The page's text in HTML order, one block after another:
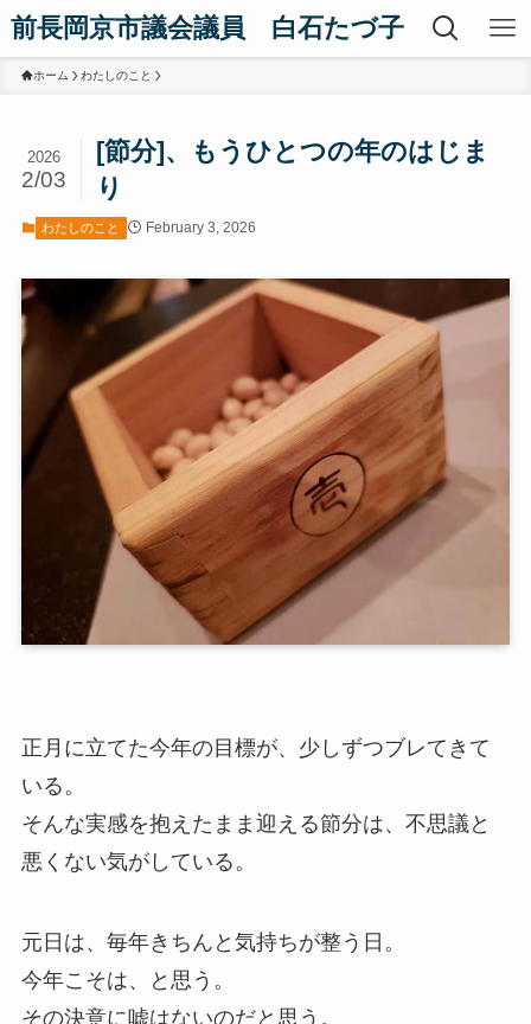
前長岡京市議会議員 白石たづ子
ホーム わたしのこと
[節分]、もうひとつの年のはじま
り
2026
2/03
わたしのこと February 3, 2026
正月に立てた今年の目標が、少しずつブレてきて
いる。
そんな実感を抱えたまま迎える節分は、不思議と
悪くない気がしている。
元日は、毎年きちんと気持ちが整う日。
今年こそは、と思う。
その決意に嘘はないのだと思う。